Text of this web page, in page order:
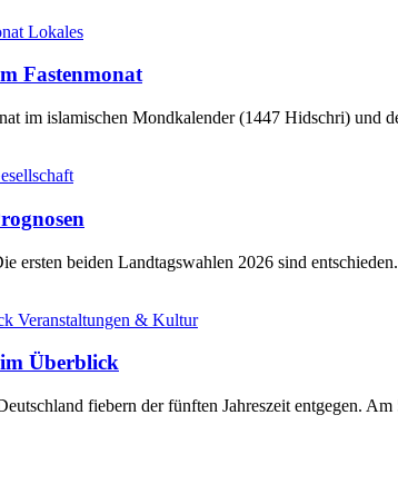
Lokales
Fastenmonat
im islamischen Mondkalender (1447 Hidschri) und
ersten beiden Landtagswahlen 2026 sind
Veranstaltungen & Kultur
Überblick
fiebern der fünften Jahreszeit entgegen.